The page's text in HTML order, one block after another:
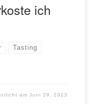
ich
Tasting
amJuni 29, 2023